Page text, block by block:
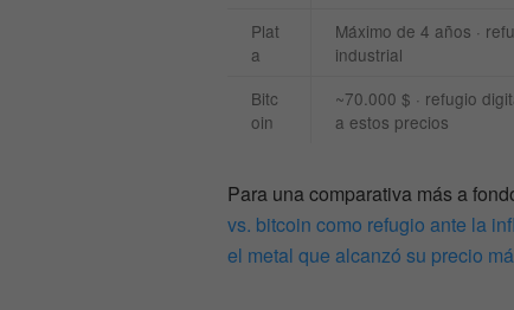
Plat
a
Máximo de 4 años ·
industrial
Bitc
oin
~70.000 $ · refugio
a estos precios
Para una comparativa más a
vs. bitcoin como refugio ante la
el metal que alcanzó su precio